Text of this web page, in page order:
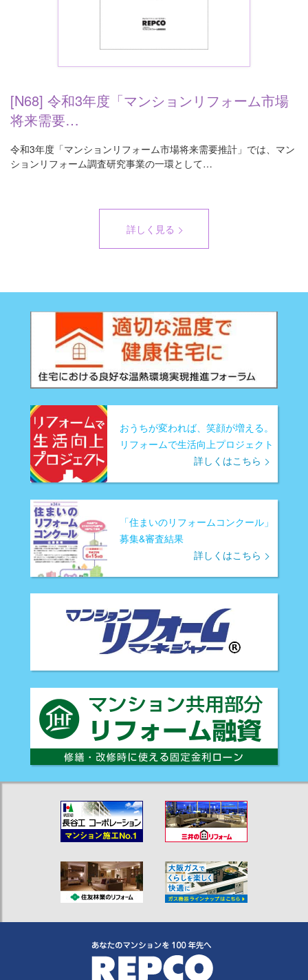
[N68] 令和3年度「マンションリフォーム市場
将来需要…
令和3年度「マンションリフォーム市場将来需要推計」では、マン
ションリフォーム調査研究事業の一環として…
詳しく見る
おうちが変われば、笑顔が増える。
リフォームで生活向上プロジェクト
詳しくはこちら
「住まいのリフォームコンクール」
募集&審査結果
詳しくはこちら